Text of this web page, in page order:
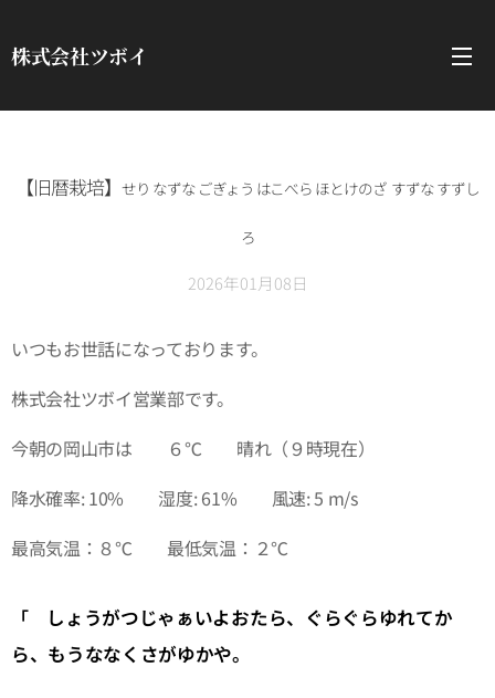
株式会社ツボイ
【旧暦栽培】 せり なずな ごぎょう はこべら ほとけのざ すずな すずし
ろ
2026年01月08日
いつもお世話になっております。
株式会社ツボイ営業部です。
今朝の岡山市は ６℃ 晴れ（９時現在）
降水確率: 10% 湿度: 61% 風速: 5 m/s
最高気温：８℃ 最低気温：２℃
「しょうがつじゃぁいよおたら、ぐらぐらゆれてか
ら、もうななくさがゆかや。